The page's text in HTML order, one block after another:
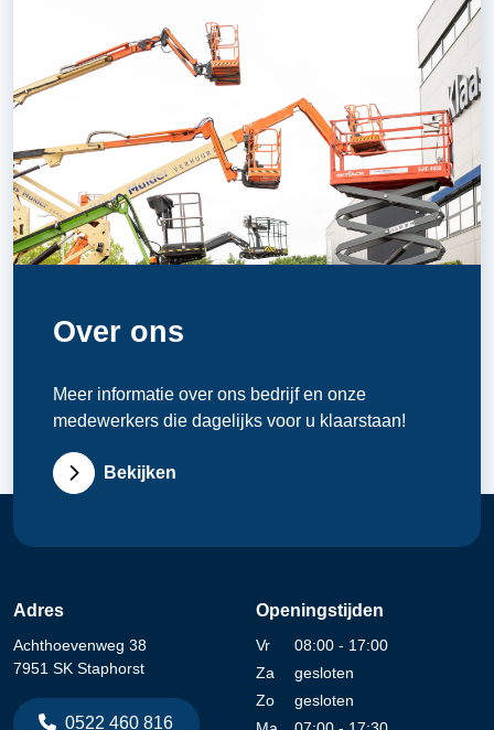
Over ons
Meer informatie over ons bedrijf en onze
medewerkers die dagelijks voor u klaarstaan!
Bekijken
Adres
Achthoevenweg 38
7951 SK Staphorst
0522 460 816
Openingstijden
Vr
08:00 - 17:00
Za
gesloten
Zo
gesloten